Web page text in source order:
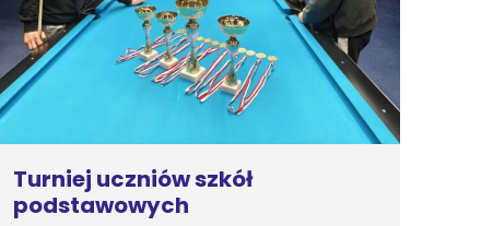
Turniej uczniów szkół
podstawowych